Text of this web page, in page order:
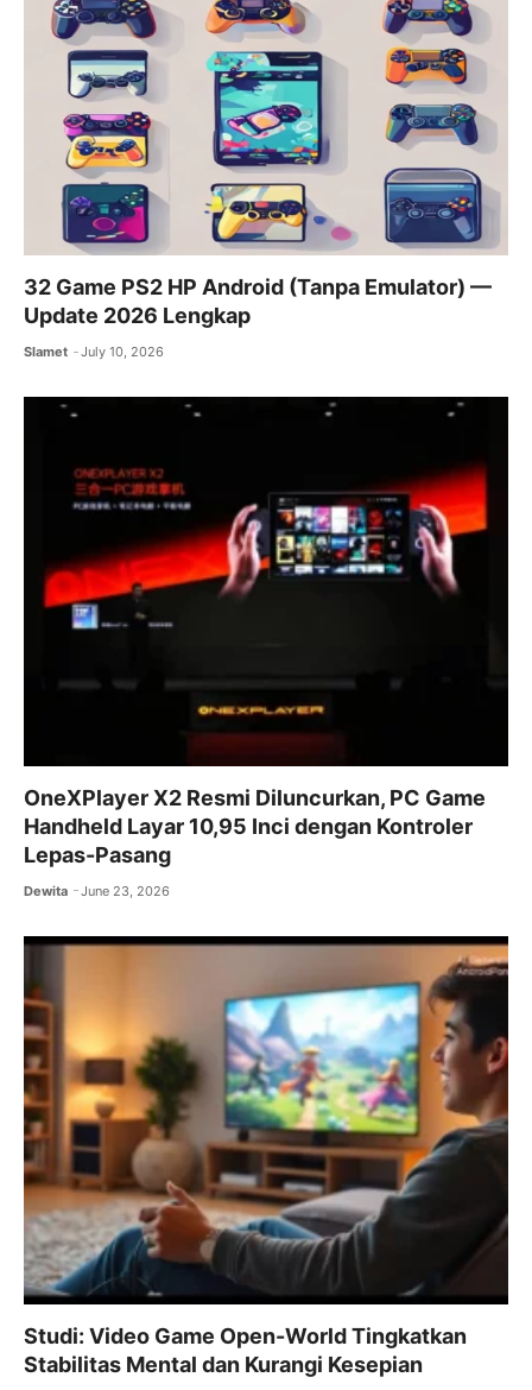
32 Game PS2 HP Android (Tanpa Emulator) —
Update 2026 Lengkap
Slamet July 10, 2026
OneXPlayer X2 Resmi Diluncurkan, PC Game
Handheld Layar 10,95 Inci dengan Kontroler
Lepas-Pasang
Dewita June 23, 2026
Studi: Video Game Open-World Tingkatkan
Stabilitas Mental dan Kurangi Kesepian